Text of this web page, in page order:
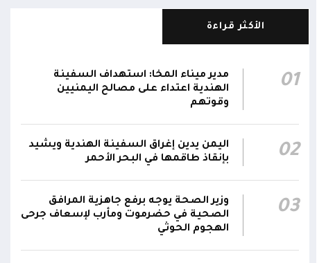
أداء واجبها الوطني واستعادة الدولة وعاصمتها
صنعاء
00:28
صالح يشيد بالروح القتالية العالية لكافة منتسبي
الفرقتين الأولى والثالثة وحسن التعامل مع
الموقف وثبات المقاتلين في مواقعهم
00:26
الفريق أول ركن طارق صالح يعزي في اتصالين
هاتفيين قائدي الفرقتين الأولى والثالثة طوارئ في
استشهاد عدد من الأبطال بالهجوم الحوثي الغادر
اللجنة الأمنية بحضرموت تدين هجوم مليشيا
الحوثي على القوات المسلحة وتؤكد استمرار
العمليات الأمنية والعسكرية لحماية الأمن
والاستقرار
الأكثر قراءة
01
مدير ميناء المخا: استهداف السفينة
الهندية اعتداء على مصالح اليمنيين
وقوتهم
02
اليمن يدين إغراق السفينة الهندية ويشيد
بإنقاذ طاقمها في البحر الأحمر
03
وزير الصحة يوجه برفع جاهزية المرافق
الصحية في حضرموت ومأرب لإسعاف جرحى
الهجوم الحوثي